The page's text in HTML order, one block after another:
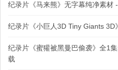
纪录片《马来熊》无字幕纯净素材
纪录片《小巨人3D Tiny Giants
纪录片《蜜獾被黑曼巴偷袭》全1
载